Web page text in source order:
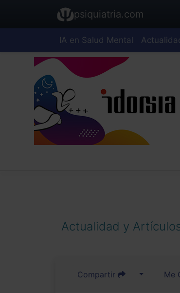
psiquiatria.com
IA en Salud Mental
Actualidad y
Compartir Me